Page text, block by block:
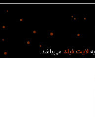
لایت فیلدمی‌باشد.